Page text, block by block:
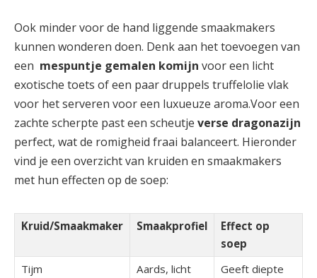
Ook ⁢minder ⁤voor de hand liggende ​smaakmakers⁣
kunnen wonderen doen. Denk aan het toevoegen⁤ van
een ‍ mespuntje gemalen⁤ komijn voor een⁢ licht
exotische ⁤toets⁢ of een paar druppels truffelolie vlak‍
voor het​ serveren‍ voor een ‍luxueuze aroma.Voor een
zachte ⁢scherpte ⁤past een scheutje verse dragonazijn
perfect, wat de romigheid‌ fraai balanceert. ⁢Hieronder
vind je⁤ een⁤ overzicht van kruiden en⁢ smaakmakers
‌met hun effecten op de soep:
Kruid/Smaakmaker Smaakprofiel
Effect op‍
soep
Tijm
Aards, ⁢licht
Geeft diepte